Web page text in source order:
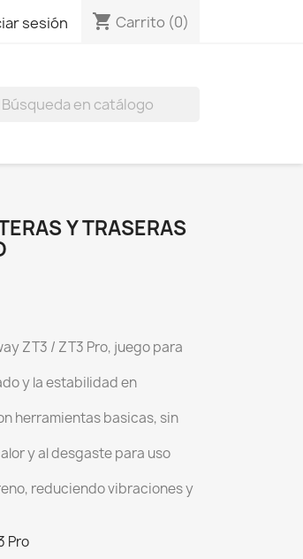
sesión shopping_cart Carrito (0)
Y TRASERAS
ZT3 / ZT3 Pro, juego para
y la estabilidad en
herramientas basicas, sin
y al desgaste para uso
reduciendo vibraciones y
Pro